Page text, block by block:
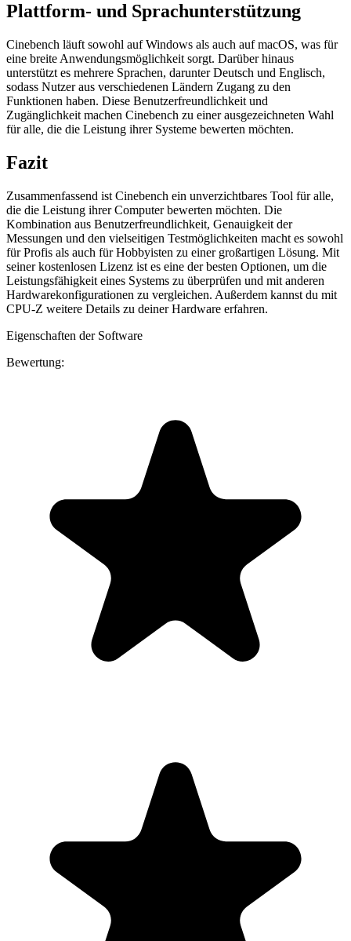
Plattform- und Sprachunterstützung
Cinebench läuft sowohl auf Windows als auch auf macOS, was für
eine breite Anwendungsmöglichkeit sorgt. Darüber hinaus
unterstützt es mehrere Sprachen, darunter Deutsch und Englisch,
sodass Nutzer aus verschiedenen Ländern Zugang zu den
Funktionen haben. Diese Benutzerfreundlichkeit und
Zugänglichkeit machen Cinebench zu einer ausgezeichneten Wahl
für alle, die die Leistung ihrer Systeme bewerten möchten.
Fazit
Zusammenfassend ist Cinebench ein unverzichtbares Tool für alle,
die die Leistung ihrer Computer bewerten möchten. Die
Kombination aus Benutzerfreundlichkeit, Genauigkeit der
Messungen und den vielseitigen Testmöglichkeiten macht es sowohl
für Profis als auch für Hobbyisten zu einer großartigen Lösung. Mit
seiner kostenlosen Lizenz ist es eine der besten Optionen, um die
Leistungsfähigkeit eines Systems zu überprüfen und mit anderen
Hardwarekonfigurationen zu vergleichen. Außerdem kannst du mit
CPU-Z weitere Details zu deiner Hardware erfahren.
Eigenschaften der Software
Bewertung: